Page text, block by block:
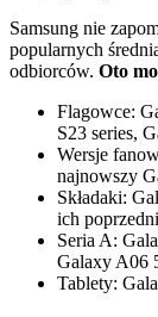
Samsung nie
popularnych
odbiorców. Oto
Flagowce:
S23 series,
Wersje
najnowszy
Składaki:
ich
Seria A:
Galaxy A06
Tablety: